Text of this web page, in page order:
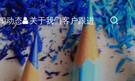
动态 关于我们客户跟进